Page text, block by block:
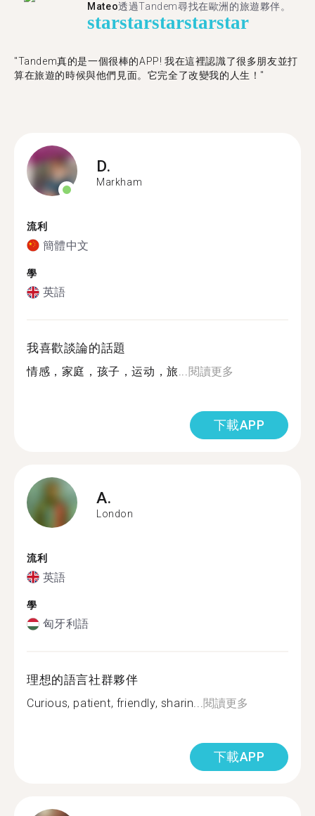
Mateo透過Tandem尋找在歐洲的旅遊夥伴。
starstarstarstarstar
"Tandem真的是一個很棒的APP! 我在這裡認識了很多朋友並打
算在旅遊的時候與他們見面。它完全了改變我的人生！"
D.
Markham
流利
簡體中文
學
英語
我喜歡談論的話題
情感，家庭，孩子，运动，旅...閱讀更多
下載APP
A.
London
流利
英語
學
匈牙利語
理想的語言社群夥伴
Curious, patient, friendly, sharin...閱讀更多
下載APP